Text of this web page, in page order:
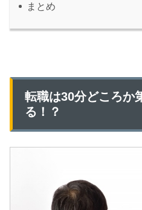
まとめ
転職は30分どころか
る！？